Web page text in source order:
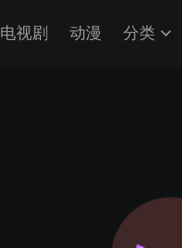
电视剧 动漫 分类